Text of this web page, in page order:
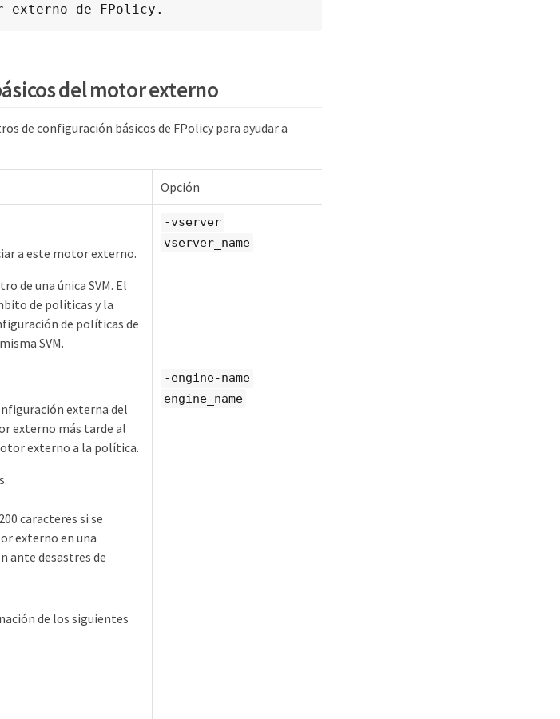
de FPolicy.
del motor externo
de configuración básicos de FPolicy para ayudar a
Opción
a este motor externo.
de una única SVM. El
de políticas y la
de políticas de
SVM.
-vserver
vserver_name
externa del
externo más tarde al
externo a la política.
caracteres si se
externo en una
ante desastres de
de los siguientes
-engine-name
engine_name